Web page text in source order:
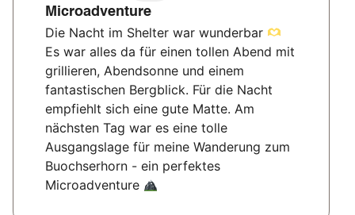
Microadventure
Die Nacht im Shelter war wunderbar
Es war alles da für einen tollen Abend mit
grillieren, Abendsonne und einem
fantastischen Bergblick. Für die Nacht
empfiehlt sich eine gute Matte. Am
nächsten Tag war es eine tolle
Ausgangslage für meine Wanderung zum
Buochserhorn - ein perfektes
Microadventure